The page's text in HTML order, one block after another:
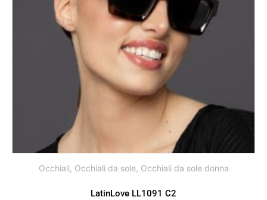
Occhiali, Occhiali da sole, Occhiali da sole donna
LatinLove LL1091 C2